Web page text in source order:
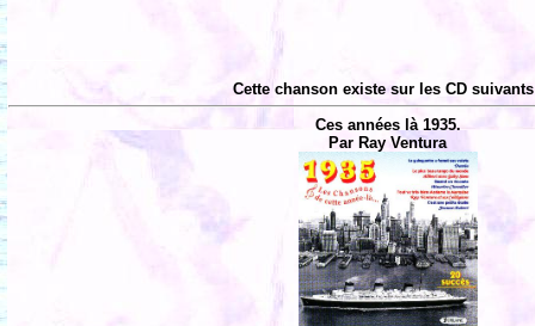
Cette chanson existe sur les CD
Ces années là 1935.
Par Ray Ventura